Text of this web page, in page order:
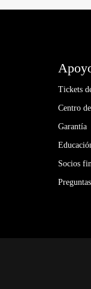
Tickets
Centro
Garantía
Socios